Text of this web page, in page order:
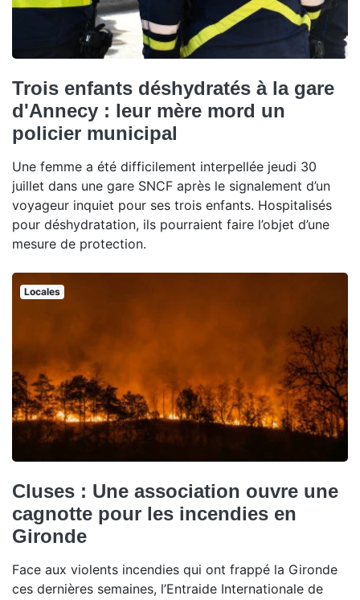
Trois enfants déshydratés à la gare
d'Annecy : leur mère mord un
policier municipal
Une femme a été difficilement interpellée jeudi 30
juillet dans une gare SNCF après le signalement d’un
voyageur inquiet pour ses trois enfants. Hospitalisés
pour déshydratation, ils pourraient faire l’objet d’une
mesure de protection.
Locales
Cluses : Une association ouvre une
cagnotte pour les incendies en
Gironde
Face aux violents incendies qui ont frappé la Gironde
ces dernières semaines, l’Entraide Internationale de